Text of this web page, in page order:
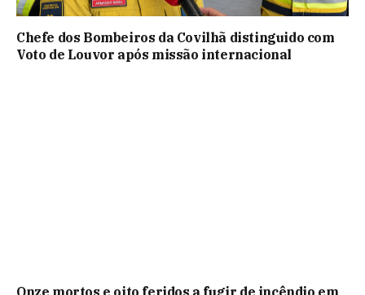
Chefe dos Bombeiros da Covilhã distinguido com
Voto de Louvor após missão internacional